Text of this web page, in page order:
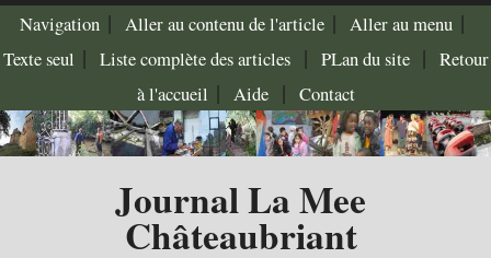
Navigation| Aller au contenu de l'article| Aller au menu|
Texte seul | Liste complète des articles| PLan du site | Retour
à l'accueil | Aide| Contact
Journal La Mee
Châteaubriant